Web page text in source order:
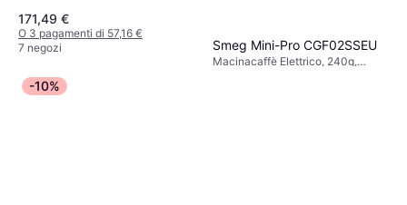
171,49 €
O 3 pagamenti di 57,16 €
7 negozi
Smeg Mini-Pro CGF02SSEU
Macinacaffè Elettrico, 240g,
-10%